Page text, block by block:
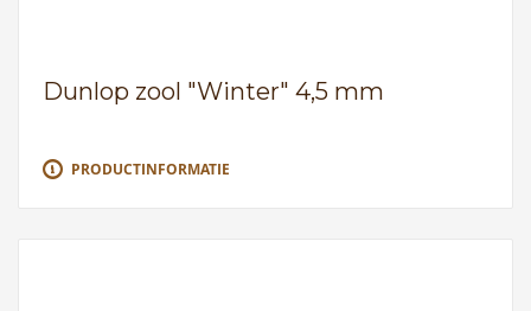
Dunlop zool "Winter" 4,5 mm
PRODUCTINFORMATIE